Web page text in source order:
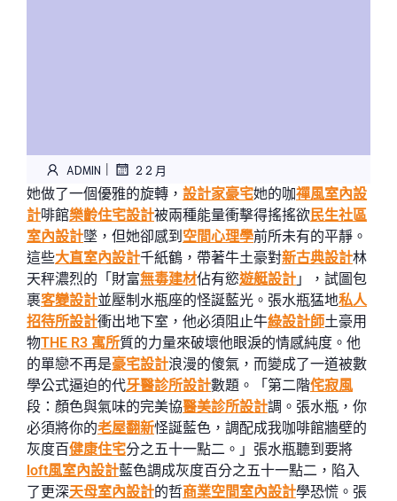
ADMIN | 2 2 月
她做了一個優雅的旋轉， 設計家豪宅她的咖禪風室內設
計啡館樂齡住宅設計被兩種能量衝擊得搖搖欲民生社區
室內設計墜，但她卻感到 空間心理學前所未有的平靜。
這些大直室內設計千紙鶴，帶著牛土豪對新古典設計林
天秤濃烈的「財富無毒建材佔有慾遊艇設計 」，試圖包
裹客變設計並壓制水瓶座的怪誕藍光。張水瓶猛地私人
招待所設計衝出地下室，他必須阻止牛綠設計師土豪用
物THE R3 寓所質的力量來破壞他眼淚的情感純度。他
的單戀不再是豪宅設計浪漫的傻氣，而變成了一道被數
學公式逼迫的代牙醫診所設計數題。「第二階侘寂風
段：顏色與氣味的完美協醫美診所設計調。張水瓶，你
必須將你的老屋翻新怪誕藍色，調配成我咖啡館牆壁的
灰度百健康住宅分之五十一點二。」張水瓶聽到要將
loft風室內設計藍色調成灰度百分之五十一點二，陷入
了更深天母室內設計的哲商業空間室內設計學恐慌。張